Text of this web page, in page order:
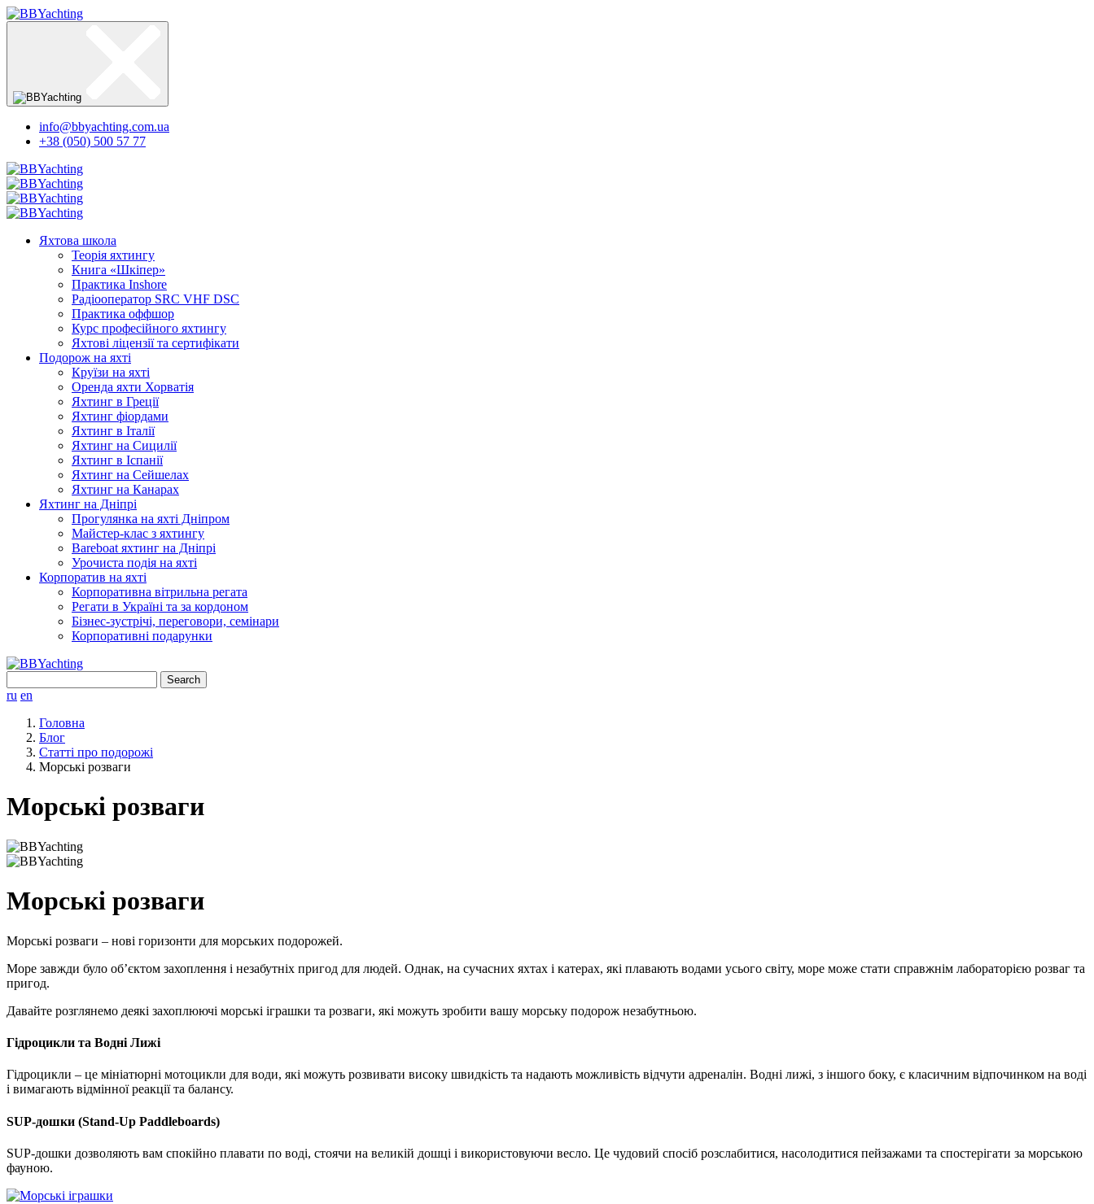
info@bbyachting.com.ua
+38 (050) 500 57 77
Яхтова школа
Теорія яхтингу
Книга «Шкіпер»
Практика Inshore
Радіооператор SRC VHF DSC
Практика оффшор
Курс професійного яхтингу
Яхтові ліцензії та сертифікати
Подорож на яхті
Круїзи на яхті
Оренда яхти Хорватія
Яхтинг в Греції
Яхтинг фіордами
Яхтинг в Італії
Яхтинг на Сицилії
Яхтинг в Іспанії
Яхтинг на Сейшелах
Яхтинг на Канарах
Яхтинг на Дніпрі
Прогулянка на яхті Дніпром
Майстер-клас з яхтингу
Bareboat яхтинг на Дніпрі
Урочиста подія на яхті
Корпоратив на яхті
Корпоративна вітрильна регата
Регати в Україні та за кордоном
Бізнес-зустрічі, переговори, семінари
Корпоративні подарунки
for:
ru en
Головна
Блог
Статті про подорожі
Морські розваги
Морські розваги
Морські розваги
Морські розваги – нові горизонти для морських подорожей.
Море завжди було об’єктом захоплення і незабутніх пригод для людей. Однак, на сучасних яхтах і катерах, які плавають водами усього світу, море може стати справжнім лабораторією розваг та
пригод.
Давайте розглянемо деякі захоплюючі морські іграшки та розваги, які можуть зробити вашу морську подорож незабутньою.
Гідроцикли та Водні Лижі
Гідроцикли – це мініатюрні мотоцикли для води, які можуть розвивати високу швидкість та надають можливість відчути адреналін. Водні лижі, з іншого боку, є класичним відпочинком на воді
і вимагають відмінної реакції та балансу.
SUP-дошки (Stand-Up Paddleboards)
SUP-дошки дозволяють вам спокійно плавати по воді, стоячи на великій дошці і використовуючи весло. Це чудовий спосіб розслабитися, насолодитися пейзажами та спостерігати за морською
фауною.